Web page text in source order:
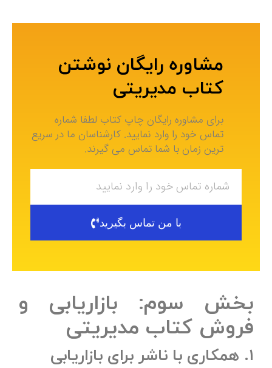
مشاوره رایگان نوشتن
کتاب مدیریتی
برای مشاوره رایگان چاپ کتاب لطفا شماره
تماس خود را وارد نمایید. کارشناسان ما در سریع
ترین زمان با شما تماس می گیرند.
با من تماس بگیرید
بخش سوم: بازاریابی و
فروش کتاب مدیریتی
1. همکاری با ناشر برای بازاریابی